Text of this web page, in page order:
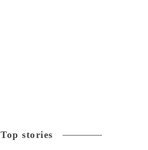
Top stories